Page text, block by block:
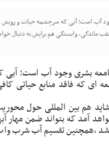
آب است؛ آبی که سرچشمه حیات و رویش
ماندگی، وابستگی هم برایش به دنبال
بشری وجود آب است؛
ای که فاقد منابع حیاتی
هم بین المللی حول
آمد که بتواند ضمن مهار
باشد ،همچنین تقسیم آب شرب